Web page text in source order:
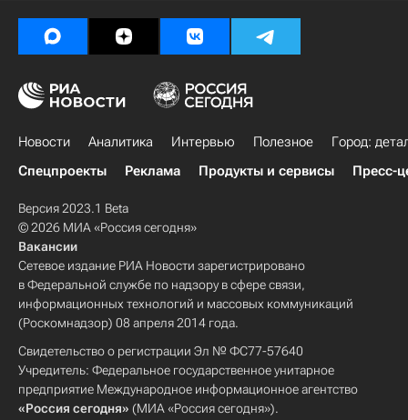
Новости Аналитика Интервью Полезное
Город:
Спецпроекты
Реклама Продукты и сервисы Пресс-
Версия 2023.1 Beta
© 2026 МИА «Россия сегодня»
Вакансии
Сетевое издание РИА Новости зарегистрировано
в Федеральной службе по надзору в сфере связи,
информационных технологий и массовых коммуникаций
(Роскомнадзор) 08 апреля 2014 года.
Свидетельство о регистрации Эл № ФС77-57640
Учредитель: Федеральное государственное унитарное
предприятие Международное информационное агентство
«Россия сегодня» (МИА «Россия сегодня»).